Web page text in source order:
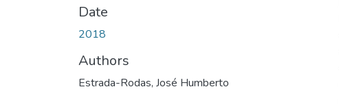
Date
2018
Authors
Estrada-Rodas, José Humberto